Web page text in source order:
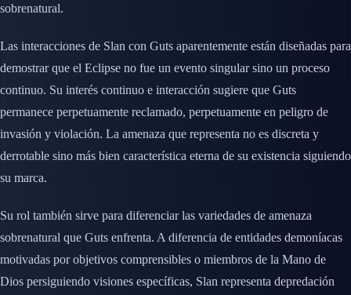
sobrenatural.
Las interacciones de Slan con Guts aparentemente están diseñadas para
demostrar que el Eclipse no fue un evento singular sino un proceso
continuo. Su interés continuo e interacción sugiere que Guts
permanece perpetuamente reclamado, perpetuamente en peligro de
invasión y violación. La amenaza que representa no es discreta y
derrotable sino más bien característica eterna de su existencia siguiendo
su marca.
Su rol también sirve para diferenciar las variedades de amenaza
sobrenatural que Guts enfrenta. A diferencia de entidades demoníacas
motivadas por objetivos comprensibles o miembros de la Mano de
Dios persiguiendo visiones específicas, Slan representa depredación